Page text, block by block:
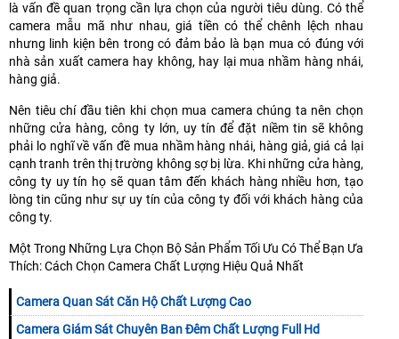
là vấn đề quan trọng cần lựa chọn của người tiêu dùng. Có thể
camera mẫu mã như nhau, giá tiền có thể chênh lệch nhau
nhưng linh kiện bên trong có đảm bảo là bạn mua có đúng với
nhà sản xuất camera hay không, hay lại mua nhầm hàng nhái,
hàng giả.
Nên tiêu chí đầu tiên khi chọn mua camera chúng ta nên chọn
những cửa hàng, công ty lớn, uy tín để đặt niềm tin sẽ không
phải lo nghĩ về vấn đề mua nhầm hàng nhái, hàng giả, giá cả lại
cạnh tranh trên thị trường không sợ bị lừa. Khi những cửa hàng,
công ty uy tín họ sẽ quan tâm đến khách hàng nhiều hơn, tạo
lòng tin cũng như sự uy tín của công ty đối với khách hàng của
công ty.
Một Trong Những Lựa Chọn Bộ Sản Phẩm Tối Ưu Có Thể Bạn Ưa
Thích: Cách Chọn Camera Chất Lượng Hiệu Quả Nhất
Camera Quan Sát Căn Hộ Chất Lượng Cao
Camera Giám Sát Chuyên Ban Đêm Chất Lượng Full Hd